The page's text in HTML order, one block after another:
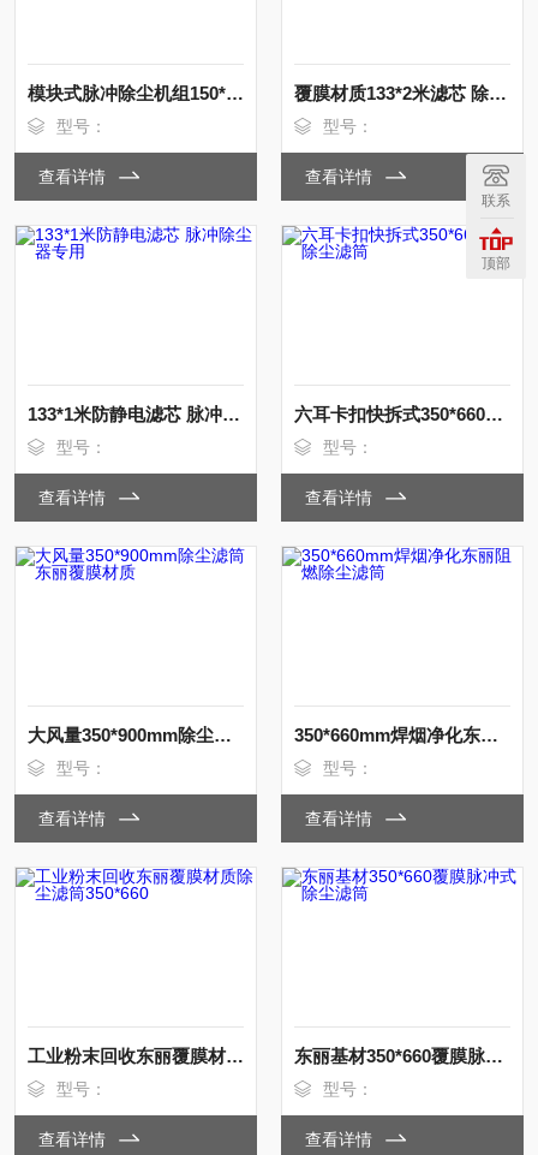
模块式脉冲除尘机组150*1米法兰式滤芯
型号：
查看详情
覆膜材质133*2米滤芯 除尘器适配
型号：
查看详情
133*1米防静电滤芯 脉冲除尘器专用
型号：
查看详情
六耳卡扣快拆式350*660覆膜除尘滤筒
型号：
查看详情
大风量350*900mm除尘滤筒东丽覆膜材质
型号：
查看详情
350*660mm焊烟净化东丽阻燃除尘滤筒
型号：
查看详情
工业粉末回收东丽覆膜材质除尘滤筒350*660
型号：
查看详情
东丽基材350*660覆膜脉冲式除尘滤筒
型号：
查看详情
联系
顶部